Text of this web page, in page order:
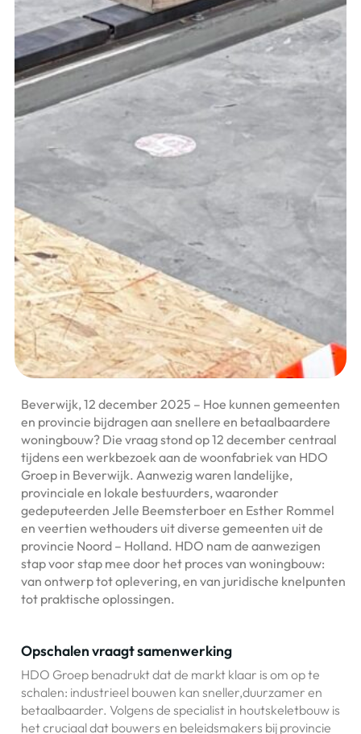
Beverwijk, 12 december 2025 – Hoe kunnen gemeenten
en provincie bijdragen aan snellere en betaalbaardere
woningbouw? Die vraag stond op 12 december centraal
tijdens een werkbezoek aan de woonfabriek van HDO
Groep in Beverwijk. Aanwezig waren landelijke,
provinciale en lokale bestuurders, waaronder
gedeputeerden Jelle Beemsterboer en Esther Rommel
en veertien wethouders uit diverse gemeenten uit de
provincie Noord – Holland. HDO nam de aanwezigen
stap voor stap mee door het proces van woningbouw:
van ontwerp tot oplevering, en van juridische knelpunten
tot praktische oplossingen.
Opschalen vraagt samenwerking
HDO Groep benadrukt dat de markt klaar is om op te
schalen: industrieel bouwen kan sneller,duurzamer en
betaalbaarder. Volgens de specialist in houtskeletbouw is
het cruciaal dat bouwers en beleidsmakers bij provincie